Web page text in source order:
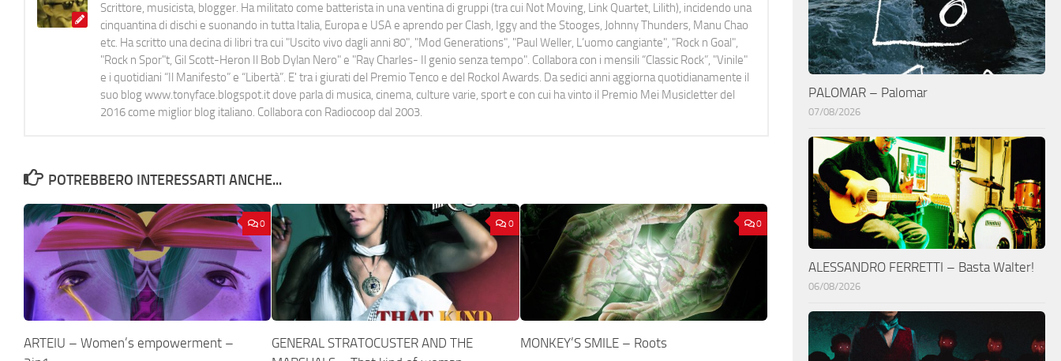
Scrittore, musicista, blogger. Ha militato come batterista in una ventina di gruppi (tra cui Not Moving, Link Quartet, Lilith), incidendo una
cinquantina di dischi e suonando in tutta Italia, Europa e USA e aprendo per Clash, Iggy and the Stooges, Johnny Thunders, Manu Chao
etc. Ha scritto una decina di libri tra cui "Uscito vivo dagli anni 80", "Mod Generations", "Paul Weller, L’uomo cangiante", "Rock n Goal",
"Rock n Spor"t, Gil Scott-Heron Il Bob Dylan Nero" e "Ray Charles- Il genio senza tempo". Collabora con i mensili “Classic Rock”, "Vinile"
e i quotidiani “Il Manifesto” e “Libertà”. E' tra i giurati del Premio Tenco e del Rockol Awards. Da sedici anni aggiorna quotidianamente il
suo blog www.tonyface.blogspot.it dove parla di musica, cinema, culture varie, sport e con cui ha vinto il Premio Mei Musicletter del
2016 come miglior blog italiano. Collabora con Radiocoop dal 2003.
POTREBBERO INTERESSARTI ANCHE...
0
ARTEIU – Women’s empowerment –
0
GENERAL STRATOCUSTER AND THE
0
MONKEY’S SMILE – Roots
PALOMAR – Palomar
07/08/2026
ALESSANDRO FERRETTI – Basta Walter!
06/08/2026